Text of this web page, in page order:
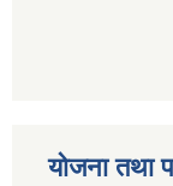
योजना तथा